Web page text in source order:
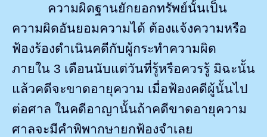
ความผิดฐานยักยอกทรัพย์นั้นเป็น
ความผิดอันยอมความได้ ต้องแจ้งความหรือ
ฟ้องร้องดำเนินคดีกับผู้กระทำความผิด
ภายใน 3 เดือนนับแต่วันที่รู้หรือควรรู้ มิฉะนั้น
แล้วคดีจะขาดอายุความ เมื่อฟ้องคดีผู้นั้นไป
ต่อศาล ในคดีอาญานั้นถ้าคดีขาดอายุความ
ศาลจะมีคำพิพากษายกฟ้องจำเลย